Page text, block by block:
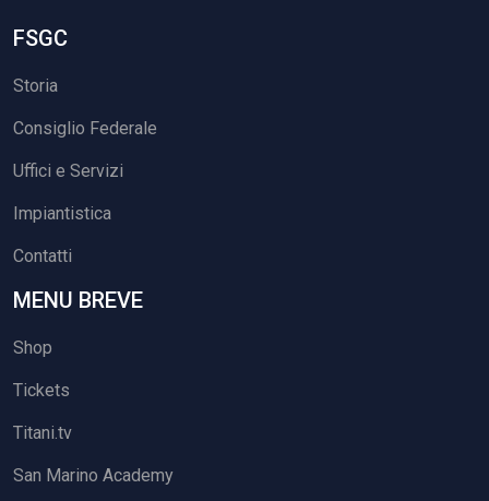
FSGC
Storia
Consiglio Federale
Uffici e Servizi
Impiantistica
Contatti
MENU BREVE
Shop
Tickets
Titani.tv
San Marino Academy